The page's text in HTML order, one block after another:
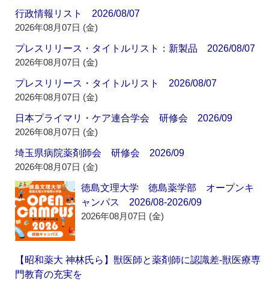
行政情報リスト 2026/08/07
2026年08月07日 (金)
プレスリリース・タイトルリスト：新製品 2026/08/07
2026年08月07日 (金)
プレスリリース・タイトルリスト 2026/08/07
2026年08月07日 (金)
日本プライマリ・ケア連合学会 研修会 2026/09
2026年08月07日 (金)
埼玉県病院薬剤師会 研修会 2026/09
2026年08月07日 (金)
徳島文理大学 徳島薬学部 オープンキ
ャンパス 2026/08-2026/09
2026年08月07日 (金)
【昭和薬大 神林氏ら】獣医師と薬剤師に認識差‐獣医療専
門教育の充実を